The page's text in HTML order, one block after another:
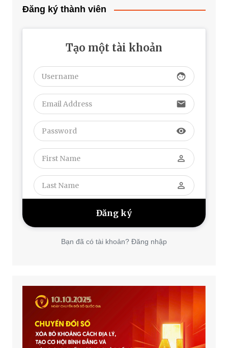
Đăng ký thành viên
Tạo một tài khoản
face
email
visibility
perm_identity
perm_identity
Bạn đã có tài khoản? Đăng nhập